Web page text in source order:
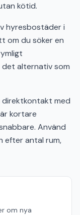
kötid.
hyresbostäder i
om du söker en
alternativ som
direktkontakt med
kortare
Använd
efter antal rum,
om nya